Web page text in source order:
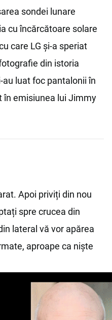
sondei lunare
cu încărcătoare solare
care LG şi-a speriat
din istoria
luat foc pantalonii în
în emisiunea lui Jimmy
Apoi priviți din nou
spre crucea din
lateral vă vor apărea
aproape ca niște